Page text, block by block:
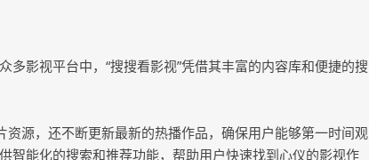
影视平台中，“搜搜看影视”凭借其丰富的内容库和便捷的搜
源，还不断更新最新的热播作品，确保用户能够第一时间观
智能化的搜索和推荐功能，帮助用户快速找到心仪的影视作